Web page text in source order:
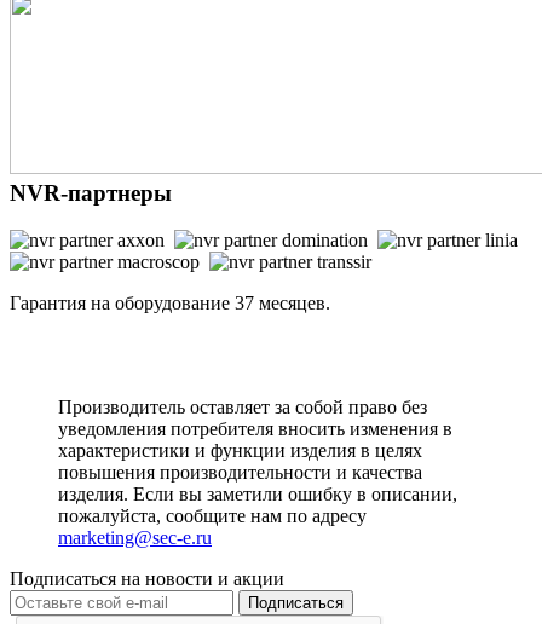
NVR-партнеры
Гарантия на оборудование 37 месяцев.
Производитель оставляет за собой право без
уведомления потребителя вносить изменения в
характеристики и функции изделия в целях
повышения производительности и качества
изделия. Если вы заметили ошибку в описании,
пожалуйста, сообщите нам по адресу
marketing@sec-e.ru
Подписаться на новости и акции
Подписаться